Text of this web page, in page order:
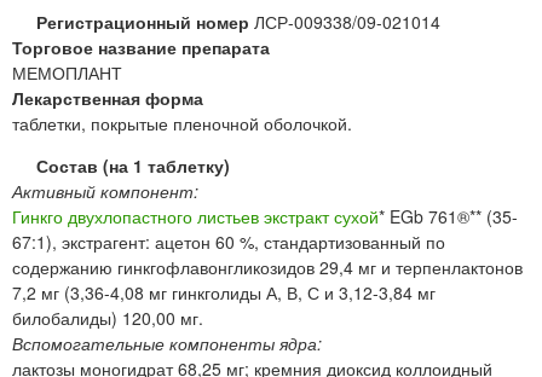
Регистрационный номер ЛСР-009338/09-021014
Торговое название препарата
МЕМОПЛАНТ
Лекарственная форма
таблетки, покрытые пленочной оболочкой.
Состав (на 1 таблетку)
Активный компонент:
Гинкго двухлопастного листьев экстракт сухой* EGb 761®** (35-
67:1), экстрагент: ацетон 60 %, стандартизованный по
содержанию гинкгофлавонгликозидов 29,4 мг и терпенлактонов
7,2 мг (3,36-4,08 мг гинкголиды А, В, С и 3,12-3,84 мг
билобалиды) 120,00 мг.
Вспомогательные компоненты ядра:
лактозы моногидрат 68,25 мг; кремния диоксид коллоидный